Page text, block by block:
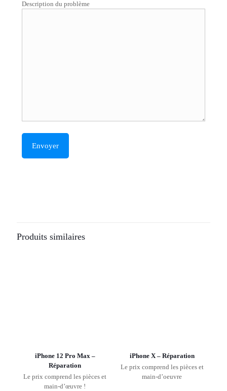
Description du problème
Produits similaires
iPhone 12 Pro Max –
Réparation
Le prix comprend les pièces et
main-d’œuvre !
iPhone X – Réparation
Le prix comprend les pièces et
main-d’oeuvre